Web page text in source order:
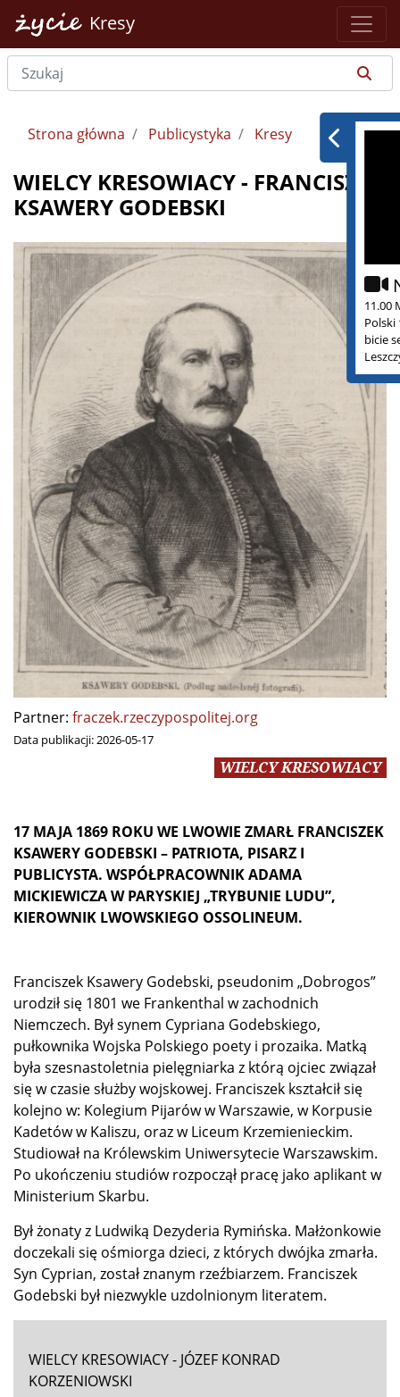
Kresy
11.00
Polski
bicie
Strona główna Publicystyka Kresy
WIELCY KRESOWIACY - FRANCISZEK
KSAWERY GODEBSKI
Partner: fraczek.rzeczypospolitej.org
Data publikacji:2026-05-17
WIELCY KRESOWIACY
17 MAJA 1869 ROKU WE LWOWIE ZMARŁ FRANCISZEK
KSAWERY GODEBSKI – PATRIOTA, PISARZ I
PUBLICYSTA. WSPÓŁPRACOWNIK ADAMA
MICKIEWICZA W PARYSKIEJ „TRYBUNIE LUDU”,
KIEROWNIK LWOWSKIEGO OSSOLINEUM.
Franciszek Ksawery Godebski, pseudonim „Dobrogos”
urodził się 1801 we Frankenthal w zachodnich
Niemczech. Był synem Cypriana Godebskiego,
pułkownika Wojska Polskiego poety i prozaika. Matką
była szesnastoletnia pielęgniarka z którą ojciec związał
się w czasie służby wojskowej. Franciszek kształcił się
kolejno w: Kolegium Pijarów w Warszawie, w Korpusie
Kadetów w Kaliszu, oraz w Liceum Krzemienieckim.
Studiował na Królewskim Uniwersytecie Warszawskim.
Po ukończeniu studiów rozpoczął pracę jako aplikant w
Ministerium Skarbu.
Był żonaty z Ludwiką Dezyderia Rymińska. Małżonkowie
doczekali się ośmiorga dzieci, z których dwójka zmarła.
Syn Cyprian, został znanym rzeźbiarzem. Franciszek
Godebski był niezwykle uzdolnionym literatem.
WIELCY KRESOWIACY - JÓZEF KONRAD
KORZENIOWSKI